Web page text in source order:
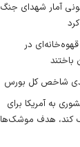
آمار شهدای جنگ
در
به آمریکا برای
کند، هدف موشک‌ها